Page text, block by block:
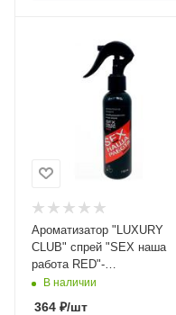
Ароматизатор "LUXURY
CLUB" спрей "SEX наша
работа RED"-
Незабываемая ночь в Нью-
В наличии
364 ₽/шт